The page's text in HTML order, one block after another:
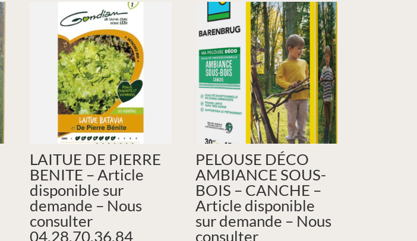
LAITUE DE PIERRE
BENITE – Article
disponible sur
demande – Nous
consulter
04.28.70.36.84
PELOUSE DÉCO
AMBIANCE SOUS-
BOIS – CANCHE –
Article disponible
sur demande – Nous
consulter